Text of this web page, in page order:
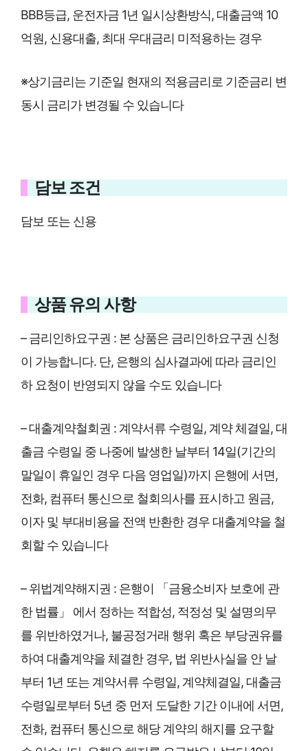
BBB등급, 운전자금 1년 일시상환방식, 대출금액 10
억원, 신용대출, 최대 우대금리 미적용하는 경우
※상기금리는 기준일 현재의 적용금리로 기준금리 변
동시 금리가 변경될 수 있습니다
담보 조건
담보 또는 신용
상품 유의 사항
– 금리인하요구권 : 본 상품은 금리인하요구권 신청
이 가능합니다. 단, 은행의 심사결과에 따라 금리인
하 요청이 반영되지 않을 수도 있습니다
– 대출계약철회권 : 계약서류 수령일, 계약 체결일, 대
출금 수령일 중 나중에 발생한 날부터 14일(기간의
말일이 휴일인 경우 다음 영업일)까지 은행에 서면,
전화, 컴퓨터 통신으로 철회의사를 표시하고 원금,
이자 및 부대비용을 전액 반환한 경우 대출계약을 철
회할 수 있습니다
– 위법계약해지권 : 은행이 「금융소비자 보호에 관
한 법률」 에서 정하는 적합성, 적정성 및 설명의무
를 위반하였거나, 불공정거래 행위 혹은 부당권유를
하여 대출계약을 체결한 경우, 법 위반사실을 안 날
부터 1년 또는 계약서류 수령일, 계약체결일, 대출금
수령일로부터 5년 중 먼저 도달한 기간 이내에 서면,
전화, 컴퓨터 통신으로 해당 계약의 해지를 요구할